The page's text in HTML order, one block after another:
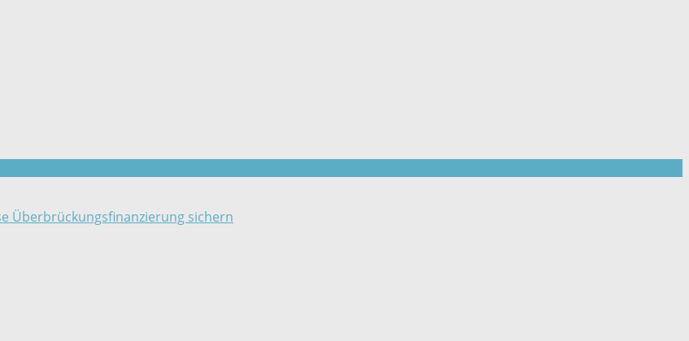
Überbrückungsfinanzierung sichern